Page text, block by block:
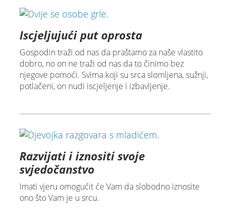
Iscjeljujući put oprosta
Gospodin traži od nas da praštamo za naše vlastito
dobro, no on ne traži od nas da to činimo bez
njegove pomoći. Svima koji su srca slomljena, sužnji,
potlačeni, on nudi iscjeljenje i izbavljenje.
Razvijati i iznositi svoje
svjedočanstvo
Imati vjeru omogućit će Vam da slobodno iznosite
ono što Vam je u srcu.